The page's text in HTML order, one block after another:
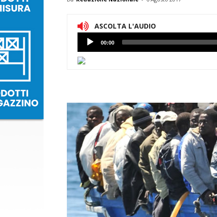
ASCOLTA L'AUDIO
Lettore
Audio
00:00